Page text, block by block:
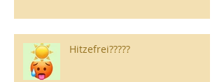
Hitzefrei?????